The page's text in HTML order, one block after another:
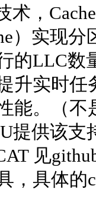
，Cache
）实现
的LLC数
升实时任
能。（
提供该支
见
，具体的